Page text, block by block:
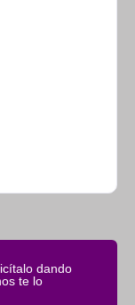
dando
te lo